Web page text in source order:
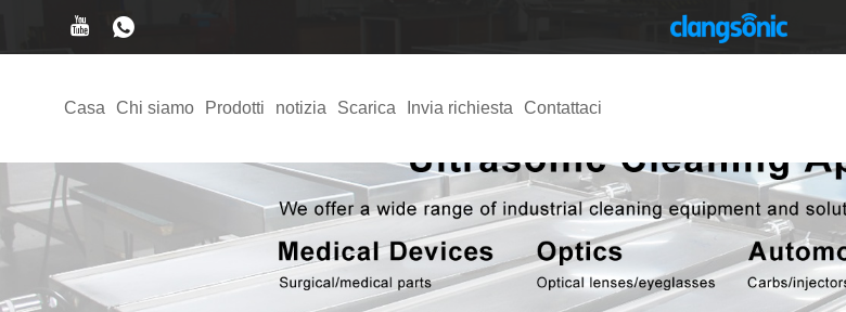
Casa Chi siamo Prodotti notizia Scarica Invia richiesta Contattaci